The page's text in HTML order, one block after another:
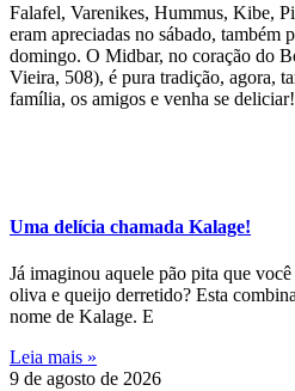
Falafel, Varenikes, Hummus, Kibe,
eram apreciadas no sábado, também
domingo. O Midbar, no coração do
Vieira, 508), é pura tradição, agora,
família, os amigos e venha se deliciar!
Uma delícia chamada Kalage!
Já imaginou aquele pão pita que
oliva e queijo derretido? Esta
nome de Kalage. E
Leia mais »
9 de agosto de 2026